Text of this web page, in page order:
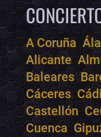
A Coruña
Alicante
Baleares
Cáceres
Castellón
Cuenca